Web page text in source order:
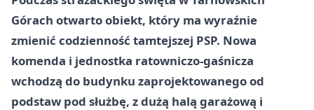
Górach otwarto obiekt, który ma wyraźnie
zmienić codzienność tamtejszej PSP. Nowa
komenda i jednostka ratowniczo-gaśnicza
wchodzą do budynku zaprojektowanego od
podstaw pod służbę, z dużą halą garażową i